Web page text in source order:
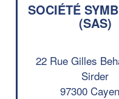
SOCIÉTÉ
(SAS)
22 Rue Gilles
Sirder
97300